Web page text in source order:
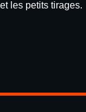
et les petits tirages.